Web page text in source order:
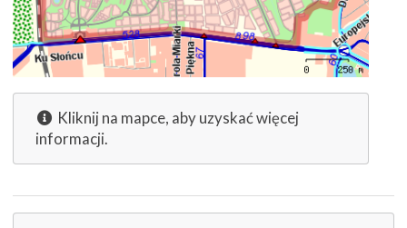
Kliknij na mapce, aby uzyskać więcej
informacji.